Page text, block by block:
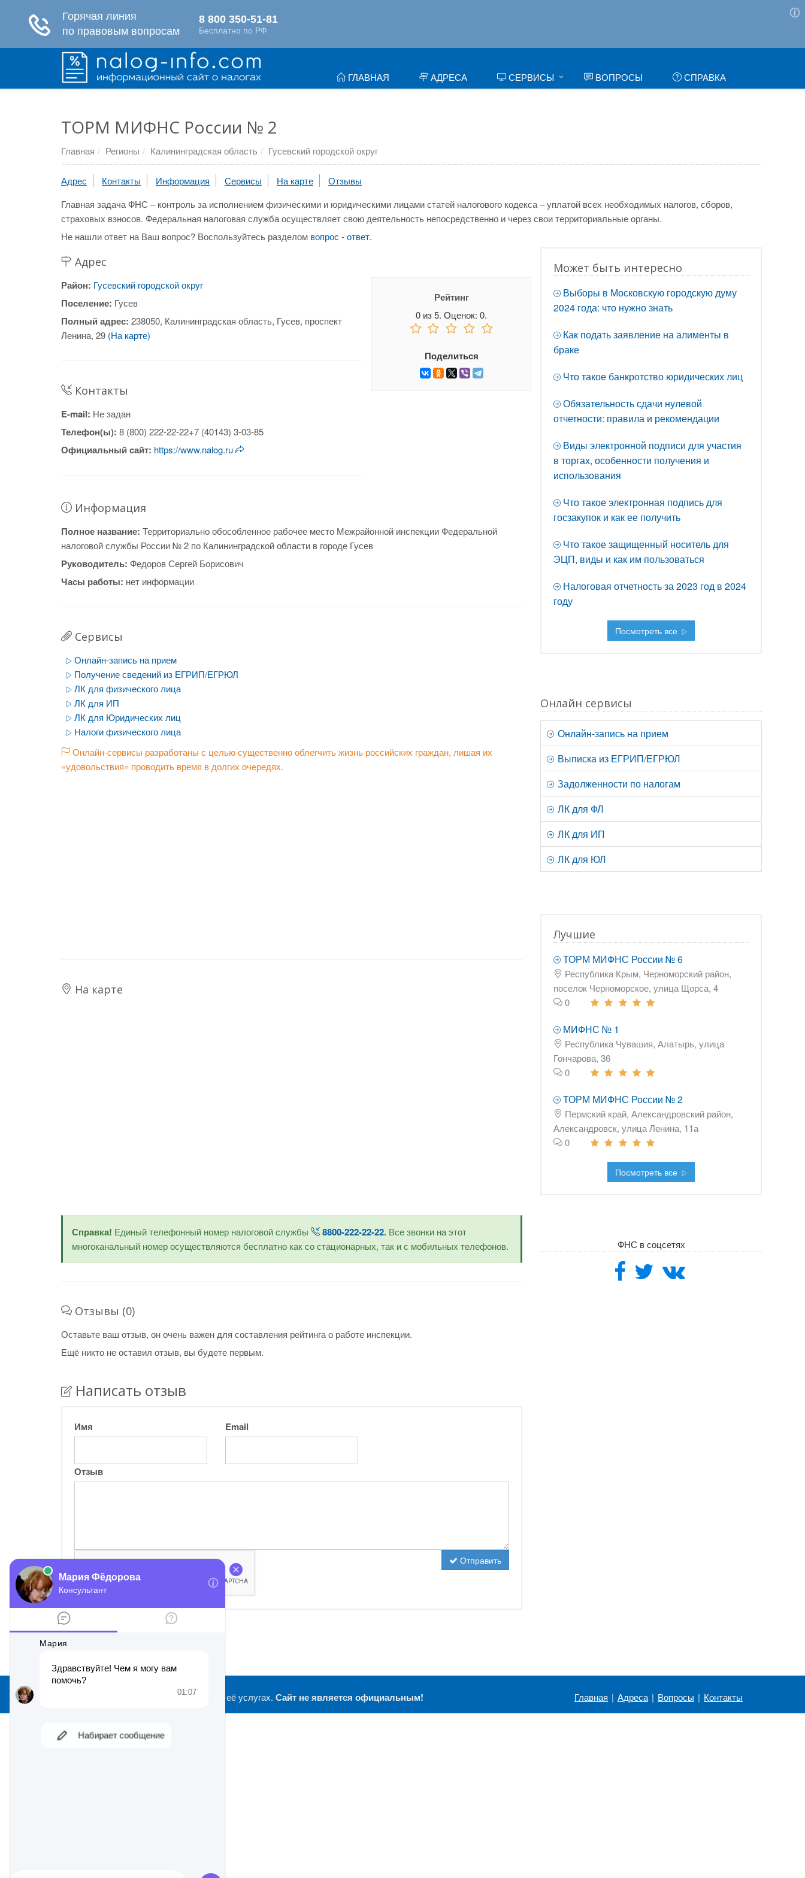
ГЛАВНАЯ АДРЕСА СЕРВИСЫ ВОПРОСЫ СПРАВКА
ТОРМ МИФНС России № 2
Главная Регионы Калининградская область Гусевский городской округ
Адрес Контакты Информация Сервисы На карте
Отзывы
Главная задача ФНС – контроль за исполнением физическими и юридическими лицами статей налогового кодекса – уплатой всех необходимых налогов, сборов,
страховых взносов. Федеральная налоговая служба осуществляет свою деятельность непосредственно и через свои территориальные органы.
Не нашли ответ на Ваш вопрос? Воспользуйтесь разделом вопрос - ответ.
Адрес
Район: Гусевский городской округ
Поселение: Гусев
Полный адрес: 238050, Калининградская область, Гусев, проспект
Ленина, 29 (На карте)
Контакты
E-mail: Не задан
Телефон(ы): 8 (800) 222-22-22+7 (40143) 3-03-85
Официальный cайт: https://www.nalog.ru
Рейтинг
0 из5. Оценок:0.
Поделиться
Информация
Полное название: Территориально обособленное рабочее место Межрайонной инспекции Федеральной
налоговой службы России № 2 по Калининградской области в городе Гусев
Руководитель: Федоров Сергей Борисович
Часы работы: нет информации
Сервисы
Онлайн-запись на прием
Получение сведений из ЕГРИП/ЕГРЮЛ
ЛК для физического лица
ЛК для ИП
ЛК для Юридических лиц
Налоги физического лица
Онлайн-сервисы разработаны с целью существенно облегчить жизнь российских граждан, лишая их
«удовольствия» проводить время в долгих очередях.
На карте
Справка! Единый телефонный номер налоговой службы 8800-222-22-22. Все звонки на этот
многоканальный номер осуществляются бесплатно как со стационарных, так и с мобильных телефонов.
Отзывы (0)
Оставьте ваш отзыв, он очень важен для составления рейтинга о работе инспекции.
Ещё никто не оставил отзыв, вы будете первым.
Написать отзыв
Имя Email
Отзыв
Отправить
Может быть интересно
Выборы в Московскую городскую думу
2024 года: что нужно знать
Как подать заявление на алименты в
браке
Что такое банкротство юридических лиц
Обязательность сдачи нулевой
отчетности: правила и рекомендации
Виды электронной подписи для участия
в торгах, особенности получения и
использования
Что такое электронная подпись для
госзакупок и как ее получить
Что такое защищенный носитель для
ЭЦП, виды и как им пользоваться
Налоговая отчетность за 2023 год в 2024
году
Посмотреть все
Онлайн сервисы
Онлайн-запись на прием
Выписка из ЕГРИП/ЕГРЮЛ
Задолженности по налогам
ЛК для ФЛ
ЛК для ИП
ЛК для ЮЛ
Лучшие
ТОРМ МИФНС России № 6
Республика Крым, Черноморский район,
поселок Черноморское, улица Щорса, 4
0
МИФНС № 1
Республика Чувашия, Алатырь, улица
Гончарова, 36
0
ТОРМ МИФНС России № 2
Пермский край, Александровский район,
Александровск, улица Ленина, 11а
0
Посмотреть все
ФНС в соцсетях
Информационный сайт о ФНС и её услугах. Сайт не является официальным! Главная | Адреса | Вопросы | Контакты